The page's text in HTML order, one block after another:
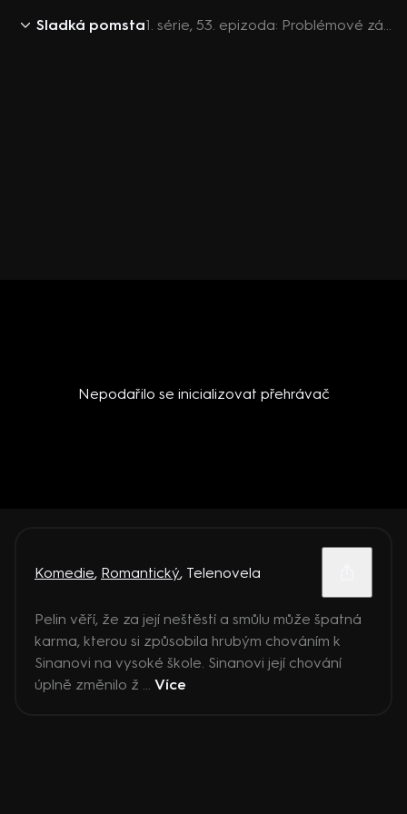
Sladká pomsta 1. série, 53. epizoda: Problémové zásnuby
Nepodařilo se inicializovat přehrávač
Komedie, Romantický, Telenovela
Pelin věří, že za její neštěstí a smůlu může špatná
karma, kterou si způsobila hrubým chováním k
Sinanovi na vysoké škole. Sinanovi její chování
úplně změnilo ž ... Více